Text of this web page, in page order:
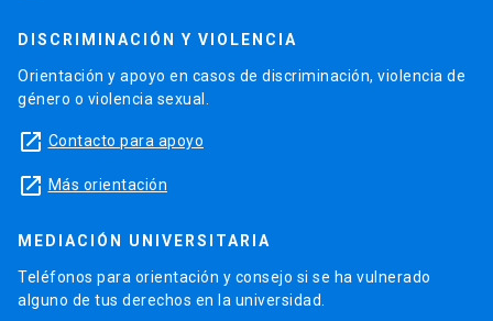
DISCRIMINACIÓN Y VIOLENCIA
Orientación y apoyo en casos de discriminación, violencia de
género o violencia sexual.
launch Contacto para apoyo
launch Más orientación
MEDIACIÓN UNIVERSITARIA
Teléfonos para orientación y consejo si se ha vulnerado
alguno de tus derechos en la universidad.